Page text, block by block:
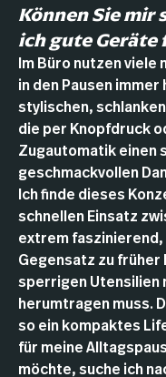
Können Sie mir
ich gute Geräte
Im Büro nutzen viele
in den Pausen immer
stylischen,
die per Knopfdruck
Zugautomatik einen
geschmackvollen
Ich finde dieses
schnellen Einsatz
extrem faszinierend,
Gegensatz zu früher
sperrigen Utensilien
herumtragen muss.
so ein kompaktes
für meine
möchte, suche ich